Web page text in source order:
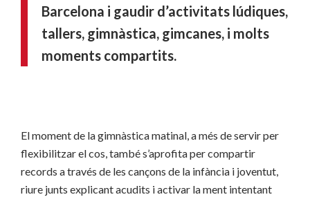
Barcelona i gaudir d’activitats lúdiques,
tallers, gimnàstica, gimcanes, i molts
moments compartits.
El moment de la gimnàstica matinal, a més de servir per
flexibilitzar el cos, també s’aprofita per compartir
records a través de les cançons de la infància i joventut,
riure junts explicant acudits i activar la ment intentant